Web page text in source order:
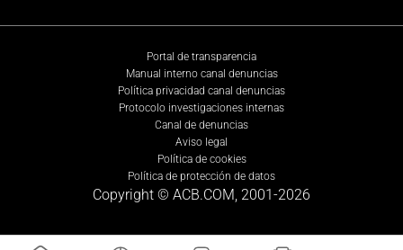
Portal de transparencia
Manual interno canal denuncias
Política privacidad canal denuncias
Protocolo investigaciones internas
Canal de denuncias
Aviso legal
Política de cookies
Política de protección de datos
Copyright © ACB.COM, 2001-2026